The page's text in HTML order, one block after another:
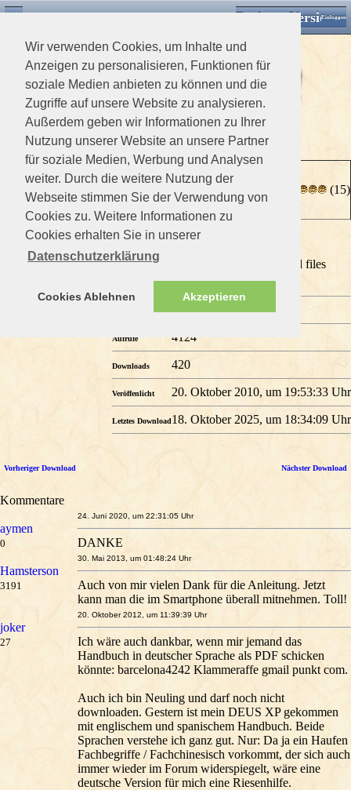
Wir verwenden Cookies, um Inhalte und
Anzeigen zu personalisieren, Funktionen für
soziale Medien anbieten zu können und die
Zugriffe auf unsere Website zu analysieren.
Außerdem geben wir Informationen zu Ihrer
Nutzung unserer Website an unsere Partner
für soziale Medien, Werbung und Analysen
weiter. Durch die weitere Nutzung der
Webseite stimmen Sie der Verwendung von
Cookies zu. Weitere Informationen zu
Cookies erhalten Sie in unserer
Datenschutzerklärung
Cookies Ablehnen Akzeptieren
Desktop VersionEinloggen
Downloads Home Detektor Anleitungen
XP Deus
Beschreibung
(15)
0 Mitglieder und 1 Gast betrachten diese Datei
Beschreibung You are not allowed to download files
XP Deus.pdf
2615.01 kb
Aufrufe 4124
Downloads 420
Veröffenlicht 20. Oktober 2010, um 19:53:33 Uhr
Letztes Download18. Oktober 2025, um 18:34:09 Uhr
Vorheriger Download Nächster Download
Kommentare
aymen
0
24. Juni 2020, um 22:31:05 Uhr
DANKE
Hamsterson
3191
30. Mai 2013, um 01:48:24 Uhr
Auch von mir vielen Dank für die Anleitung. Jetzt
kann man die im Smartphone überall mitnehmen. Toll!
joker
27
20. Oktober 2012, um 11:39:39 Uhr
Ich wäre auch dankbar, wenn mir jemand das
Handbuch in deutscher Sprache als PDF schicken
könnte: barcelona4242 Klammeraffe gmail punkt com.
Auch ich bin Neuling und darf noch nicht
downloaden. Gestern ist mein DEUS XP gekommen
mit englischem und spanischem Handbuch. Beide
Sprachen verstehe ich ganz gut. Nur: Da ja ein Haufen
Fachbegriffe / Fachchinesisch vorkommt, der sich auch
immer wieder im Forum widerspiegelt, wäre eine
deutsche Version für mich eine Riesenhilfe.